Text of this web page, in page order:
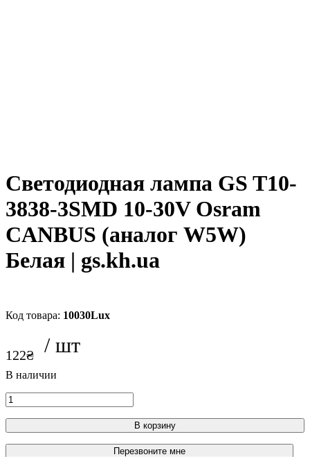
Светодиодная лампа GS T10-
3838-3SMD 10-30V Osram
CANBUS (аналог W5W)
Белая | gs.kh.ua
10030Lux
122₴
В корзину
Перезвоните мне